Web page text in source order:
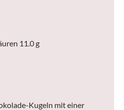
11.0 g
Kugeln mit einer